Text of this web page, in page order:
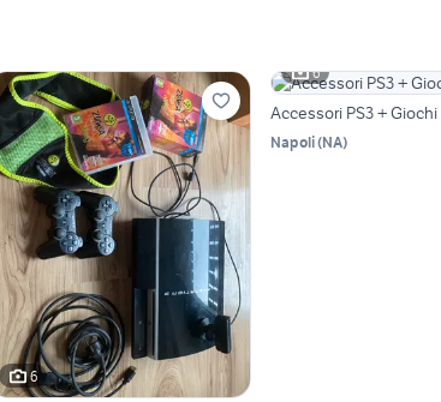
6
6
Accessori PS3 + Giochi
Napoli(NA)